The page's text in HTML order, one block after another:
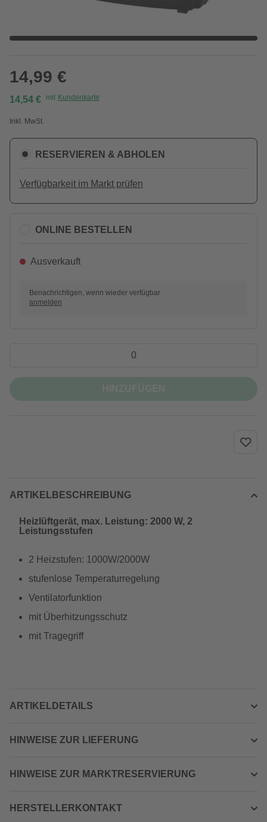
14,99 €
14,54 € mit Kundenkarte
Inkl. MwSt.
RESERVIEREN & ABHOLEN
Verfügbarkeit im Markt prüfen
ONLINE BESTELLEN
Ausverkauft
Benachrichtigen, wenn wieder verfügbar
anmelden
ARTIKELBESCHREIBUNG
Heizlüftgerät, max. Leistung: 2000 W, 2
Leistungsstufen
2 Heizstufen: 1000W/2000W
stufenlose Temperaturregelung
Ventilatorfunktion
mit Überhitzungsschutz
mit Tragegriff
ARTIKELDETAILS
HINWEISE ZUR LIEFERUNG
HINWEISE ZUR MARKTRESERVIERUNG
HERSTELLERKONTAKT